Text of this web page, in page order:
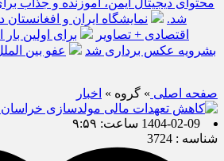
محتوای دیجیتال ایمن، آموزنده و جذاب
شد.
نمایشگاه ایران و افغانستان
اقتصادی + تصاویر
برای اولین بار
بشرویه عکس برداری شد
عفو بین
صفحه اصلی » گروه » اخبار
1404-02-09 ساعت: ۹:۵۹
شناسه : 3724